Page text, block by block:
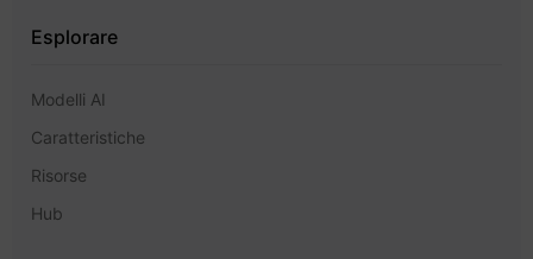
Esplorare
Modelli AI
Caratteristiche
Risorse
Hub